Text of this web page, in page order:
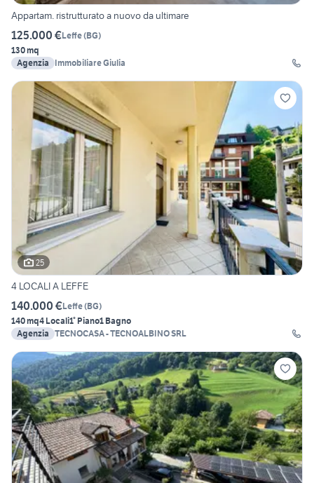
Appartam. ristrutturato a nuovo da ultimare
125.000 €Leffe(BG)
130 mq
Agenzia
Immobiliare Giulia
25
4 LOCALI A LEFFE
140.000 €Leffe(BG)
140 mq4 Locali1° Piano1 Bagno
Agenzia TECNOCASA - TECNOALBINO SRL